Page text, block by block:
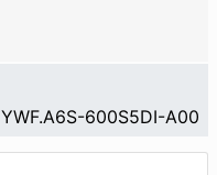
YWF.A6S-600S5DI-A00